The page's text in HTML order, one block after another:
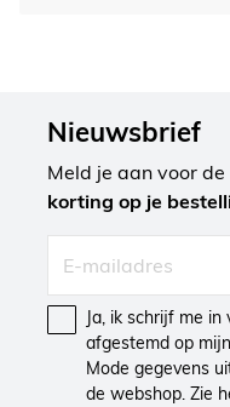
Nieuwsbrief
Meld je aan voor
korting op je
Ja, ik schrijf me
afgestemd op
Mode gegevens
de webshop. Zie